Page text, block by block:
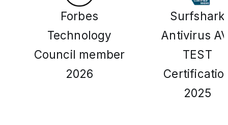
Forbes
Technology
Council member
2026
Surfshark
Antivirus
TEST
2025